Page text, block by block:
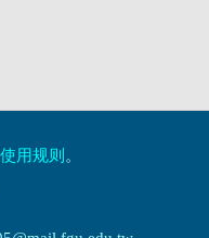
使用规则 。